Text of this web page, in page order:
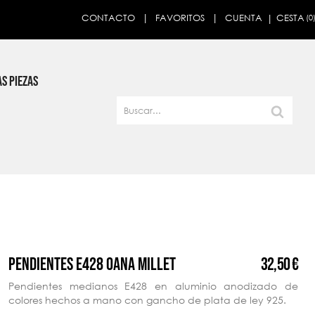
CONTACTO FAVORITOS CUENTA CESTA(0)
PIEZAS
PENDIENTES E428 OANA MILLET 32,50 €
Pendientes medianos E428 en aluminio anodizado de
colores hechos a mano con gancho de plata de ley 925.
×